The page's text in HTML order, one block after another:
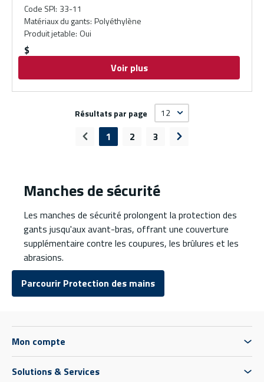
Code SPI: 33-11
Matériaux du gants: Polyéthylène
Produit jetable: Oui
$
Voir plus
Résultats par page
Page précédente
1 2 3 Page suivante
Manches de sécurité
Les manches de sécurité prolongent la protection des
gants jusqu'aux avant-bras, offrant une couverture
supplémentaire contre les coupures, les brûlures et les
abrasions.
Parcourir Protection des mains
Mon compte
Solutions & Services